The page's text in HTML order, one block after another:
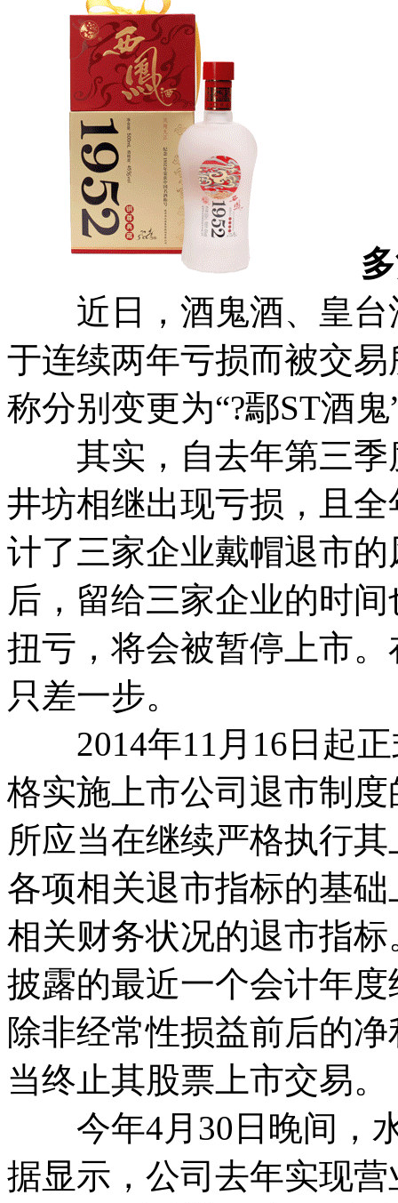
多
近日，酒鬼酒、皇台
于连续两年亏损而被交
称分别变更为“?鄢ST酒鬼
其实，自去年第三季
井坊相继出现亏损，且
计了三家企业戴帽退市
后，留给三家企业的时
扭亏，将会被暂停上市
只差一步。
2014年11月16日起正
格实施上市公司退市制
所应当在继续严格执行
各项相关退市指标的基
相关财务状况的退市指
披露的最近一个会计年
除非经常性损益前后的
当终止其股票上市交易。
今年4月30日晚间，水
据显示，公司去年实现